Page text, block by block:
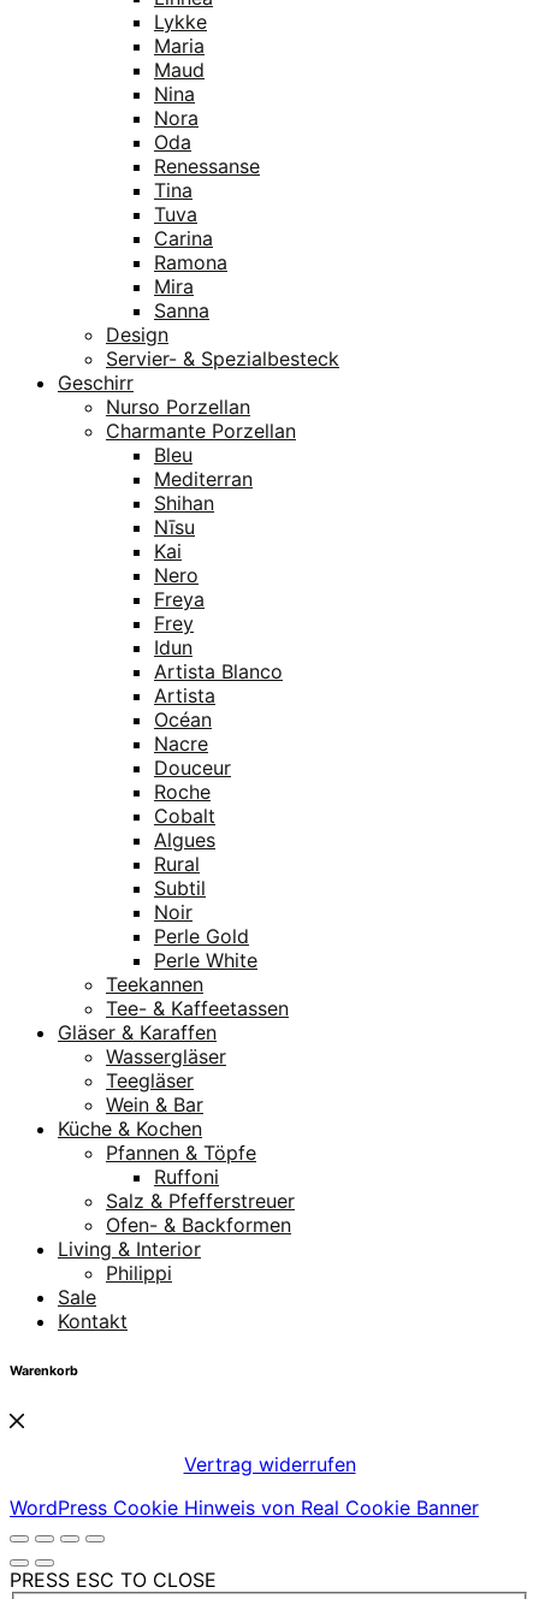
Lykke
Maria
Maud
Nina
Nora
Oda
Renessanse
Tina
Tuva
Carina
Ramona
Mira
Sanna
Design
Servier- & Spezialbesteck
Geschirr
Nurso Porzellan
Charmante Porzellan
Bleu
Mediterran
Shihan
Nīsu
Kai
Nero
Freya
Frey
Idun
Artista Blanco
Artista
Océan
Nacre
Douceur
Roche
Cobalt
Algues
Rural
Subtil
Noir
Perle Gold
Perle White
Teekannen
Tee- & Kaffeetassen
Gläser & Karaffen
Wassergläser
Teegläser
Wein & Bar
Küche & Kochen
Pfannen & Töpfe
Ruffoni
Salz & Pfefferstreuer
Ofen- & Backformen
Living & Interior
Philippi
Sale
Kontakt
Warenkorb
Vertrag widerrufen
WordPress Cookie Hinweis von Real Cookie Banner
PRESS ESC TO CLOSE